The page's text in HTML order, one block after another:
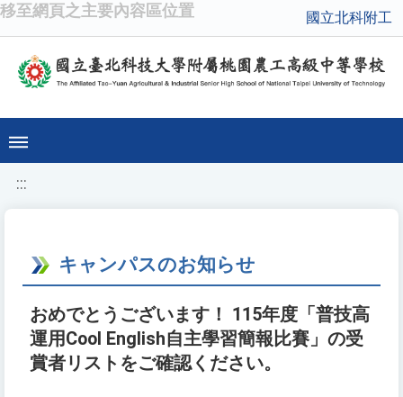
移至網頁之主要內容區位置 國立北科附工
:::
キャンパスのお知らせ
おめでとうございます！ 115年度「普技高
運用Cool English自主學習簡報比賽」の受
賞者リストをご確認ください。